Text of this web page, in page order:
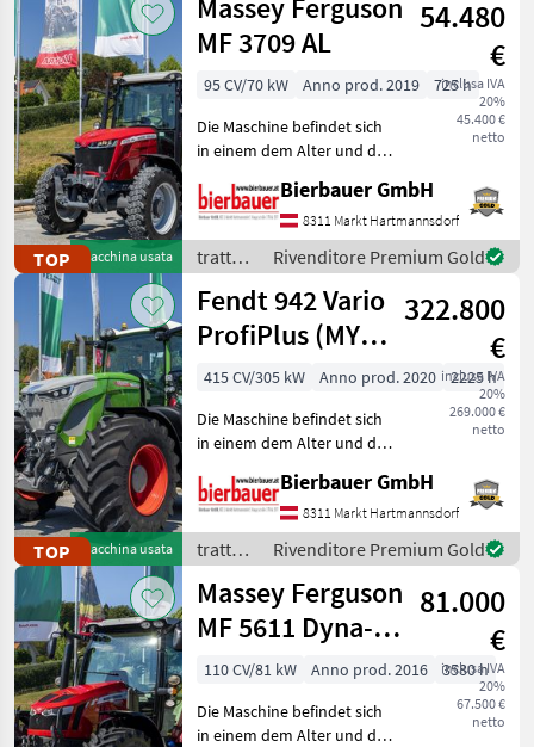
TOP Macchina usata
Massey Ferguson
MF 3709 AL
54.480
€
inclusa IVA
20%
45.400 €
netto
95 CV/70 kW Anno prod. 2019
725 h
Die Maschine befindet sich
in einem dem Alter und der
Zustand und kann nach
telefonischer Vereinbarung
gerne vor Ort besichtigt
und geprüft we
Bierbauer GmbH
8311 Markt Hartmannsdorf
trattori
/
Massey
Ferguson
Rivenditore Premium Gold
TOP Macchina usata
Fendt 942 Vario
ProfiPlus (MY
2020)
322.800
€
inclusa IVA
20%
269.000 €
netto
415 CV/305 kW Anno prod. 2020
2225 h
Die Maschine befindet sich
in einem dem Alter und der
Zustand und kann nach
telefonischer Vereinbarung
gerne vor Ort besichtigt
und geprüft we
Bierbauer GmbH
8311 Markt Hartmannsdorf
trattori
/ Fendt
Rivenditore Premium Gold
Massey Ferguson
MF 5611 Dyna-6
Efficient
81.000
€
inclusa IVA
20%
67.500 €
netto
110 CV/81 kW Anno prod. 2016
3580 h
Die Maschine befindet sich
in einem dem Alter und der